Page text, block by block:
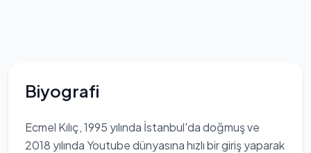
Biyografi
Ecmel Kılıç, 1995 yılında İstanbul'da doğmuş ve
2018 yılında Youtube dünyasına hızlı bir giriş yaparak